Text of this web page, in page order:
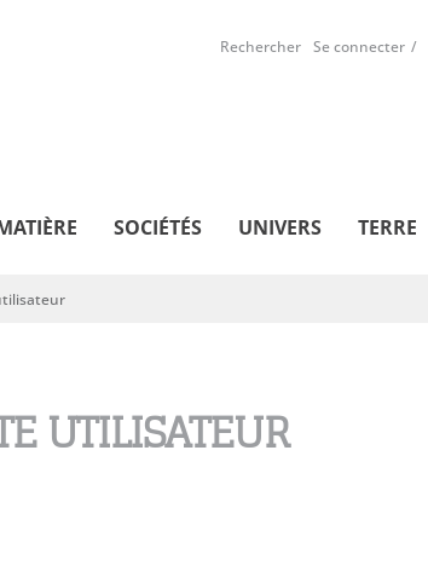
Rechercher Se connecter
SOCIÉTÉS UNIVERS TERRE
UTILISATEUR